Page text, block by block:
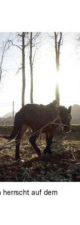
herrscht auf dem